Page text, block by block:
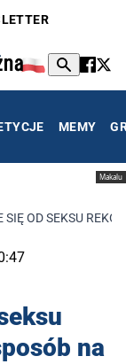
MEMY
Makalu
SIĘ OD SEKSU
na